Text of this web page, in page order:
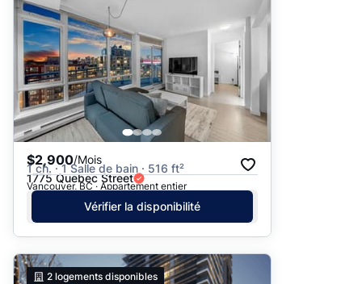
$2,900/Mois
1 ch. · 1 Salle de bain · 516 ft²
1775 Quebec Street
Vancouver, BC · Appartement entier
Vérifier la disponibilité
2 logements disponibles